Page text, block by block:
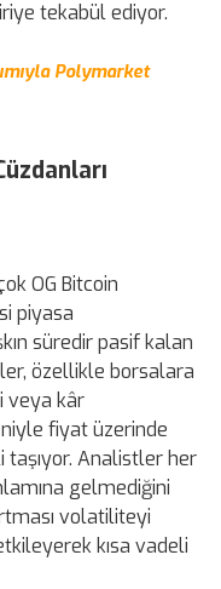
tekabül ediyor.
Polymarket
OG Bitcoin
piyasa
süredir pasif kalan
özellikle borsalara
veya kâr
fiyat üzerinde
taşıyor. Analistler her
gelmediğini
volatiliteyi
kısa vadeli